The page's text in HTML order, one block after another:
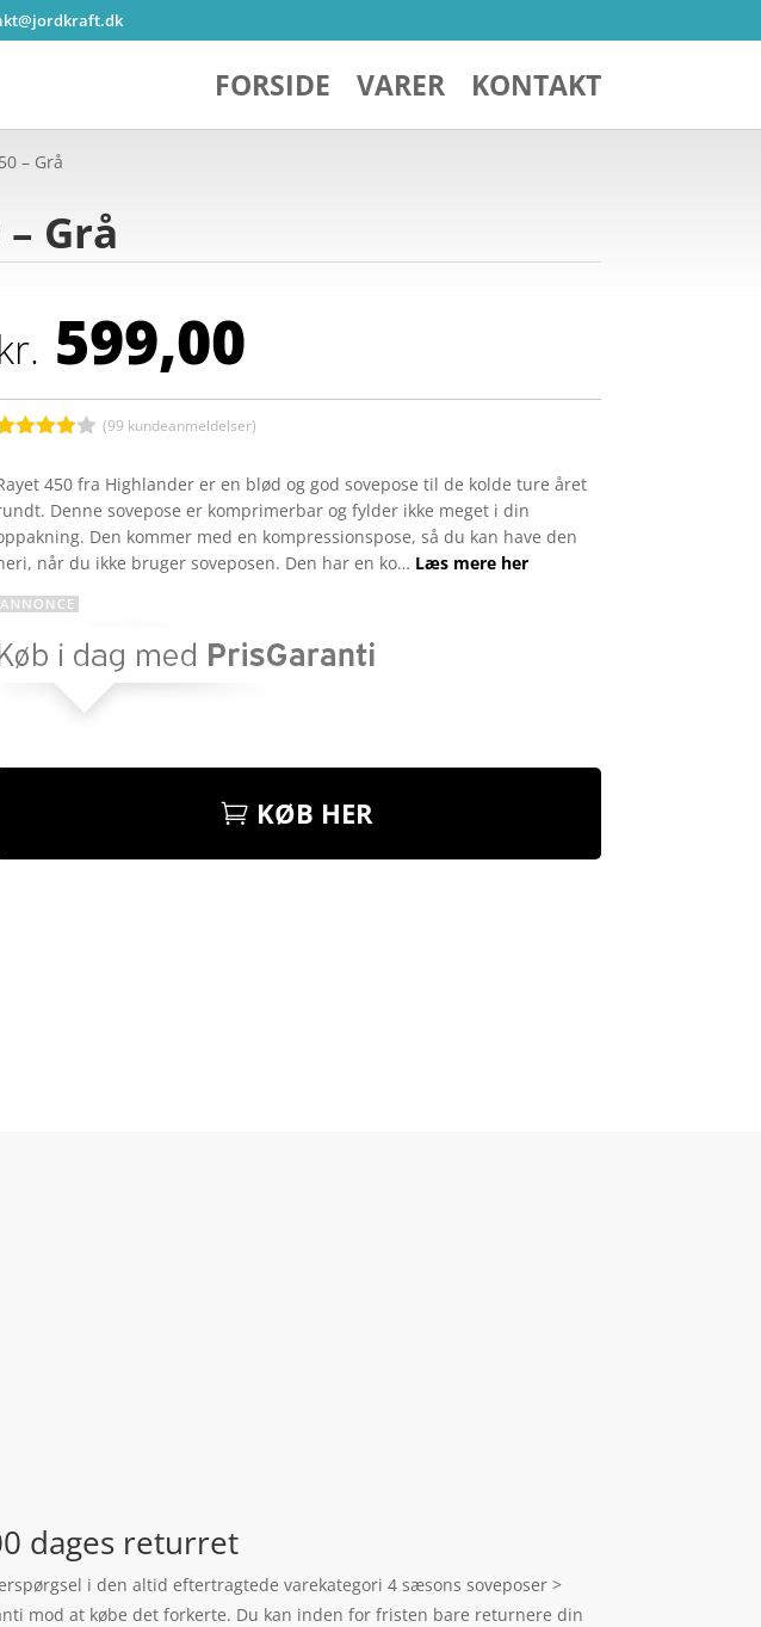
FORSIDE VARER KONTAKT
– Grå
Grå
599,00
af 5
(99 kundeanmeldelser)
450 fra Highlander er en blød og god sovepose til de kolde ture året
Denne sovepose er komprimerbar og fylder ikke meget i din
Den kommer med en kompressionspose, så du kan have den
når du ikke bruger soveposen. Den har en ko… Læs mere her
KØB HER
dages returret
i den altid eftertragtede varekategori 4 sæsons soveposer >
mod at købe det forkerte. Du kan inden for fristen bare returnere din